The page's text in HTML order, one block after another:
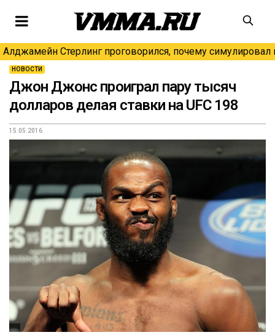
Алджамейн Стерлинг проговорился, почему симулировал
НОВОСТИ
Джон Джонс проиграл пару тысяч
долларов делая ставки на UFC 198
15.05.2016